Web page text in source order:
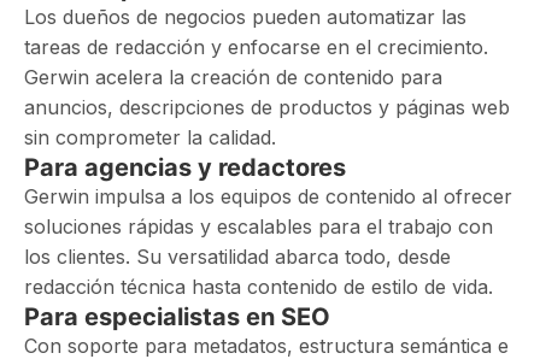
Los dueños de negocios pueden automatizar las
tareas de redacción y enfocarse en el crecimiento.
Gerwin acelera la creación de contenido para
anuncios, descripciones de productos y páginas web
sin comprometer la calidad.
Para agencias y redactores
Gerwin impulsa a los equipos de contenido al ofrecer
soluciones rápidas y escalables para el trabajo con
los clientes. Su versatilidad abarca todo, desde
redacción técnica hasta contenido de estilo de vida.
Para especialistas en SEO
Con soporte para metadatos, estructura semántica e